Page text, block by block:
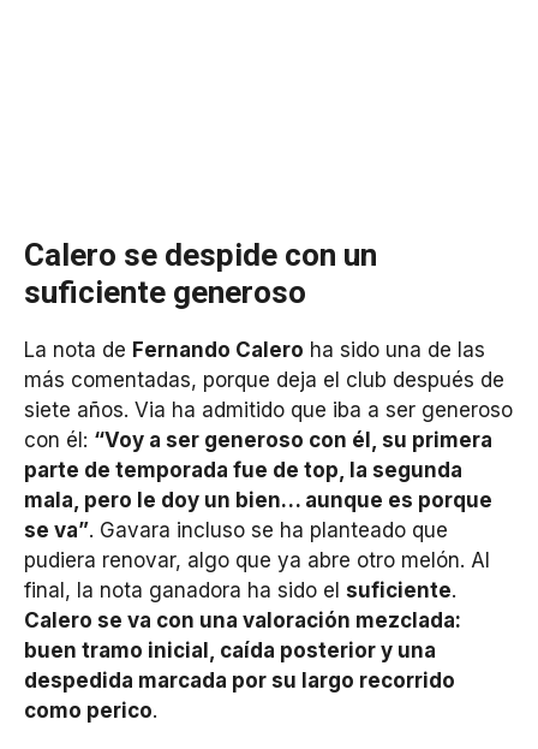
Calero se despide con un
suficiente generoso
La nota de Fernando Calero ha sido una de las
más comentadas, porque deja el club después de
siete años. Via ha admitido que iba a ser generoso
con él: “Voy a ser generoso con él, su primera
parte de temporada fue de top, la segunda
mala, pero le doy un bien… aunque es porque
se va”. Gavara incluso se ha planteado que
pudiera renovar, algo que ya abre otro melón. Al
final, la nota ganadora ha sido el suficiente.
Calero se va con una valoración mezclada:
buen tramo inicial, caída posterior y una
despedida marcada por su largo recorrido
como perico.